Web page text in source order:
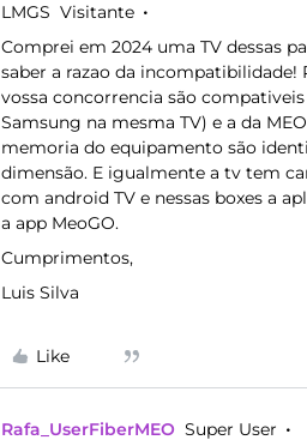
LMGS Visitante
Comprei em 2024 uma TV dessas
saber a razao da
vossa concorrencia são
Samsung na mesma TV) e a da
memoria do equipamento são
dimensão. E igualmente a tv tem
com android TV e nessas boxes a
a app MeoGO.
Cumprimentos,
Luis Silva
Like
Rafa_UserFiberMEO Super User